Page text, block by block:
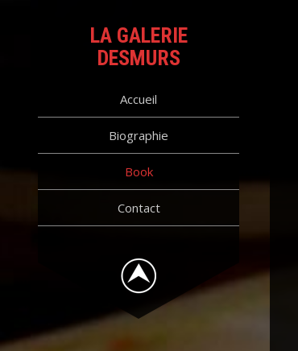
LA GALERIE
DESMURS
Accueil
Biographie
Book
Contact